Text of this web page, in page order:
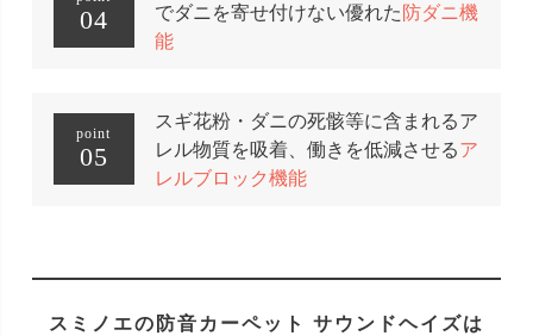
04
でダニを寄せ付けない優れた防ダニ機
能
point
05
スギ花粉・ダニの死骸等に含まれるア
レル物質を吸着、働きを低減させるア
レルブロック機能
スミノエの防音カーペット サウンドヘイズは